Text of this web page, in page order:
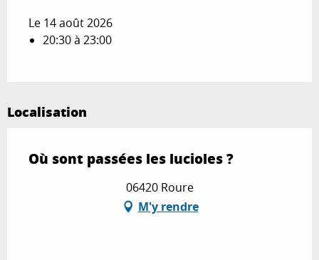
Le 14 août 2026
20:30 à 23:00
Localisation
Où sont passées les lucioles ?
06420 Roure
M'y rendre